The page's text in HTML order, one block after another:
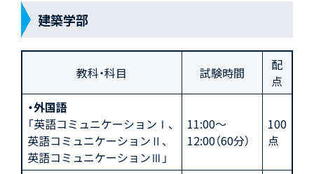
建築学部
教科・科目 試験時間
配
点
・外国語
「英語コミュニケーションⅠ、
英語コミュニケーションⅡ、
英語コミュニケーションⅢ」
11:00～
12:00（60分）
100
点